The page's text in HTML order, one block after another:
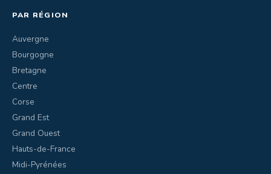
PAR RÉGION
Auvergne
Bourgogne
Bretagne
Centre
Corse
Grand Est
Grand Ouest
Hauts-de-France
Midi-Pyrénées